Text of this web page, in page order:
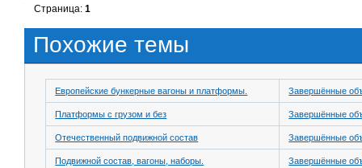
Страница:1
Похожие темы
Европейские бункерные вагоны и платформы. Завершённые
Платформы с грузом и без Завершённые
Отечественный подвижной состав Завершённые
Подвижной состав, вагоны, наборы. Завершённые